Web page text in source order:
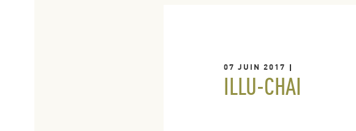
07 JUIN 2017
ILLU-CHAI